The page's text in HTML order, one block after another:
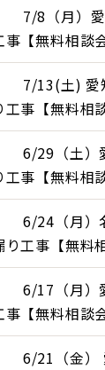
7/8（月）
【無料相談会
7/13(土) 愛
事【無料相
6/29（土）
事【無料相
6/24（月）
工事【無料
6/17（月）
【無料相談会
6/21（金）